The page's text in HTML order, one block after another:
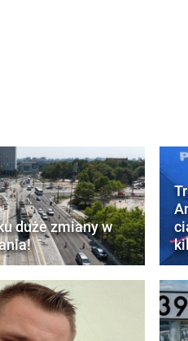
duże zmiany w